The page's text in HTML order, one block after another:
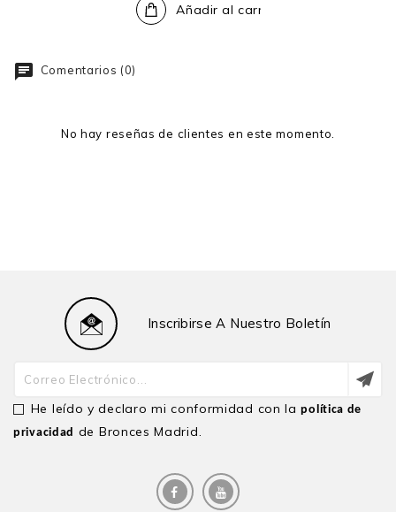
Añadir al carrito
Comentarios (0)
No hay reseñas de clientes en este momento.
Inscribirse A Nuestro Boletín
He leído y declaro mi conformidad con lapolítica de
privacidad de Bronces Madrid.